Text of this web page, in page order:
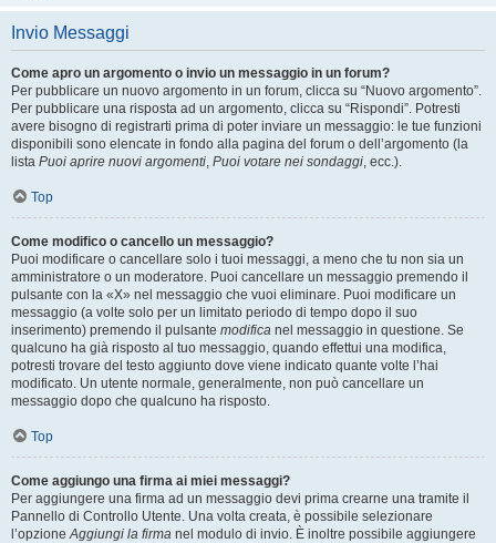
Invio Messaggi
Come apro un argomento o invio un messaggio in un forum?
Per pubblicare un nuovo argomento in un forum, clicca su “Nuovo argomento”.
Per pubblicare una risposta ad un argomento, clicca su “Rispondi”. Potresti
avere bisogno di registrarti prima di poter inviare un messaggio: le tue funzioni
disponibili sono elencate in fondo alla pagina del forum o dell’argomento (la
lista Puoi aprire nuovi argomenti, Puoi votare nei sondaggi, ecc.).
Top
Come modifico o cancello un messaggio?
Puoi modificare o cancellare solo i tuoi messaggi, a meno che tu non sia un
amministratore o un moderatore. Puoi cancellare un messaggio premendo il
pulsante con la «X» nel messaggio che vuoi eliminare. Puoi modificare un
messaggio (a volte solo per un limitato periodo di tempo dopo il suo
inserimento) premendo il pulsante modifica nel messaggio in questione. Se
qualcuno ha già risposto al tuo messaggio, quando effettui una modifica,
potresti trovare del testo aggiunto dove viene indicato quante volte l’hai
modificato. Un utente normale, generalmente, non può cancellare un
messaggio dopo che qualcuno ha risposto.
Top
Come aggiungo una firma ai miei messaggi?
Per aggiungere una firma ad un messaggio devi prima crearne una tramite il
Pannello di Controllo Utente. Una volta creata, è possibile selezionare
l’opzioneAggiungi la firma nel modulo di invio. È inoltre possibile aggiungere